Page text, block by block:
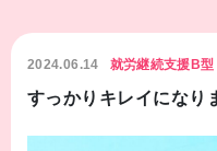
2024.06.14 就労継続支援B
すっかりキレイになり